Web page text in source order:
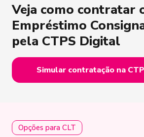
Veja como contratar
Empréstimo
pela CTPS Digital
Simular contratação na
Opções para CLT